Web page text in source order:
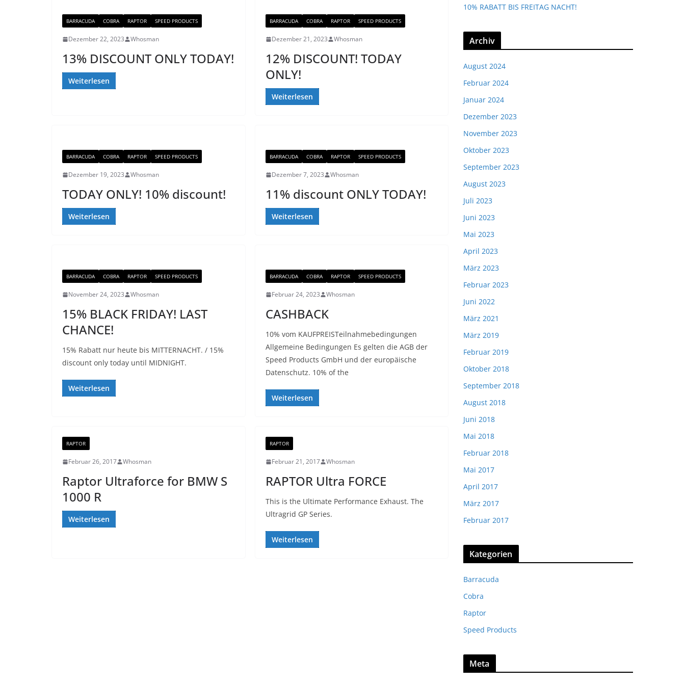
BARRACUDA COBRA RAPTOR SPEED PRODUCTS
Dezember 22, 2023 Whosman
13% DISCOUNT ONLY TODAY!
Weiterlesen
BARRACUDA COBRA RAPTOR SPEED PRODUCTS
Dezember 21, 2023 Whosman
12% DISCOUNT! TODAY
ONLY!
Weiterlesen
BARRACUDA COBRA RAPTOR SPEED PRODUCTS
Dezember 19, 2023 Whosman
TODAY ONLY! 10% discount!
Weiterlesen
BARRACUDA COBRA RAPTOR SPEED PRODUCTS
Dezember 7, 2023 Whosman
11% discount ONLY TODAY!
Weiterlesen
BARRACUDA COBRA RAPTOR SPEED PRODUCTS
November 24, 2023 Whosman
15% BLACK FRIDAY! LAST
CHANCE!
15% Rabatt nur heute bis MITTERNACHT. / 15%
discount only today until MIDNIGHT.
Weiterlesen
BARRACUDA COBRA RAPTOR SPEED PRODUCTS
Februar 24, 2023 Whosman
CASHBACK
10% vom KAUFPREISTeilnahmebedingungen
Allgemeine Bedingungen Es gelten die AGB der
Speed Products GmbH und der europäische
Datenschutz. 10% of the
Weiterlesen
RAPTOR
Februar 26, 2017 Whosman
Raptor Ultraforce for BMW S
1000 R
Weiterlesen
RAPTOR
Februar 21, 2017 Whosman
RAPTOR Ultra FORCE
This is the Ultimate Performance Exhaust. The
Ultragrid GP Series.
Weiterlesen
10% RABATT BIS FREITAG NACHT!
Archiv
August 2024
Februar 2024
Januar 2024
Dezember 2023
November 2023
Oktober 2023
September 2023
August 2023
Juli 2023
Juni 2023
Mai 2023
April 2023
März 2023
Februar 2023
Juni 2022
März 2021
März 2019
Februar 2019
Oktober 2018
September 2018
August 2018
Juni 2018
Mai 2018
Februar 2018
Mai 2017
April 2017
März 2017
Februar 2017
Kategorien
Barracuda
Cobra
Raptor
Speed Products
Meta